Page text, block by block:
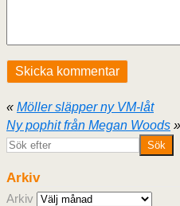
« Möller släpper ny VM-låt
Ny pophit från Megan Woods »
Arkiv
Arkiv